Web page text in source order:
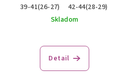
45-47(30-31)
39-41(26-27)
42-44(28-29)
Skladom
Detail